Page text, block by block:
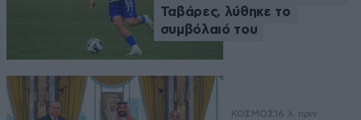
Ταβάρες, λύθηκε το
συμβόλαιό του
ΚΟΣΜΟΣ 16 λ. πριν